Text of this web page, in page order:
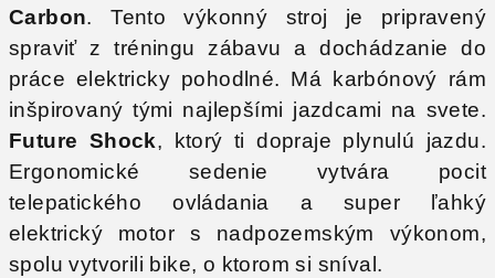
Carbon. Tento výkonný stroj je pripravený
spraviť z tréningu zábavu a dochádzanie do
práce elektricky pohodlné. Má karbónový rám
inšpirovaný tými najlepšími jazdcami na svete.
Future Shock, ktorý ti dopraje plynulú jazdu.
Ergonomické sedenie vytvára pocit
telepatického ovládania a super ľahký
elektrický motor s nadpozemským výkonom,
spolu vytvorili bike, o ktorom si sníval.